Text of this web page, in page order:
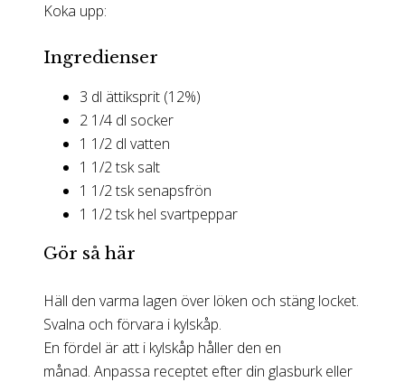
Koka upp:
Ingredienser
3 dl ättiksprit (12%)
2 1/4 dl socker
1 1/2 dl vatten
1 1/2 tsk salt
1 1/2 tsk senapsfrön
1 1/2 tsk hel svartpeppar
Gör så här
Häll den varma lagen över löken och stäng locket.
Svalna och förvara i kylskåp.
En fördel är att i kylskåp håller den en
månad. Anpassa receptet efter din glasburk eller